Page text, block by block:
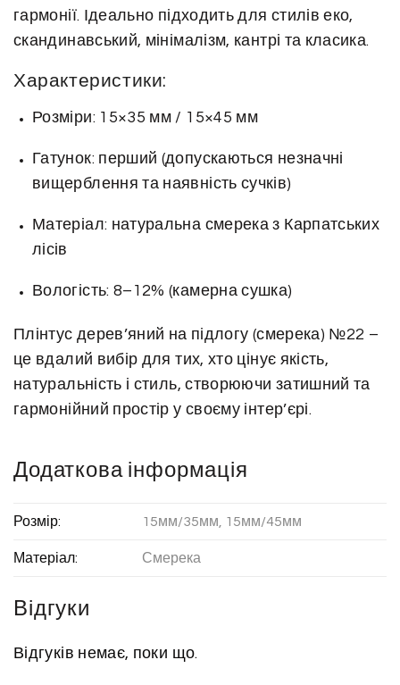
і
с
ь
гармонії. Ідеально підходить для стилів еко,
скандинавський, мінімалізм, кантрі та класика.
Характеристики:
Розміри: 15×35 мм / 15×45 мм
Гатунок: перший (допускаються незначні
вищерблення та наявність сучків)
Матеріал: натуральна смерека з Карпатських
лісів
Вологість: 8–12% (камерна сушка)
Плінтус дерев’яний на підлогу (смерека) №22 –
це вдалий вибір для тих, хто цінує якість,
натуральність і стиль, створюючи затишний та
гармонійний простір у своєму інтер’єрі.
Додаткова інформація
Розмір: 15мм/35мм, 15мм/45мм
Матеріал: Смерека
Відгуки
Відгуків немає, поки що.